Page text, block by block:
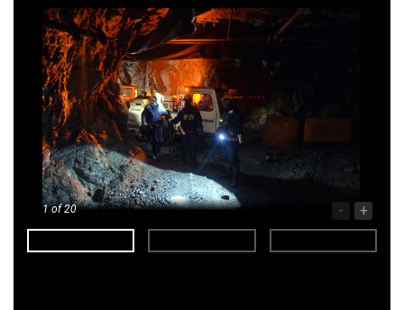
1of 20 - +